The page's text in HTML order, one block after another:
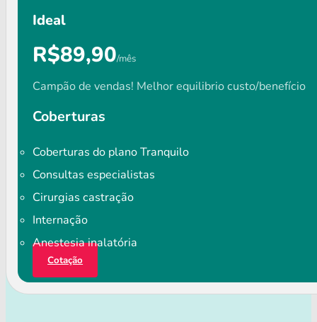
Ideal
R$89,90/mês
Campão de vendas! Melhor equilibrio custo/benefício
Coberturas
Coberturas do plano Tranquilo
Consultas especialistas
Cirurgias castração
Internação
Anestesia inalatória
Cotação